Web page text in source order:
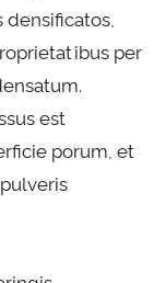
densificatos,
per
est
porum, et